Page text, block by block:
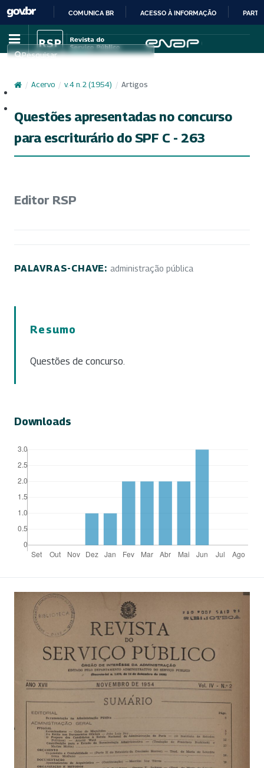
IR
PARA
CONTEÚDO
COMUNICA BR ACESSO À INFORMAÇÃO
Pesquisar
/ Acervo / v. 4 n. 2 (1954) / Artigos
Questões apresentadas no concurso
para escriturário do SPF C - 263
Editor RSP
PALAVRAS-CHAVE: administração pública
Resumo
Questões de concurso.
Downloads